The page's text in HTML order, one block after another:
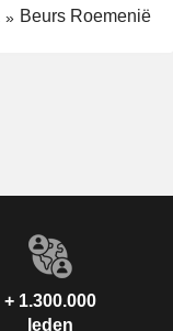
Beurs Roemenië
+ 1.300.000
leden